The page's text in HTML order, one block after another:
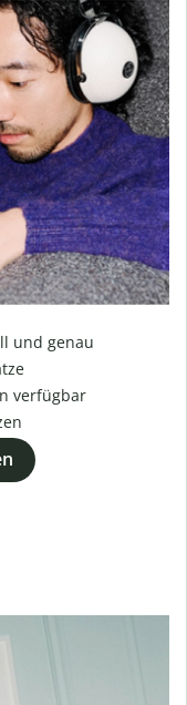
und genau
verfügbar